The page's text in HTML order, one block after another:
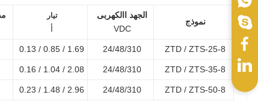
نموذج
الجهد االكهربى
VDC
تيار
أ
ZTD / ZTS-25-8
24/48/310
1.69 / 0.85 / 0.13
ZTD / ZTS-35-8
24/48/310
2.08 / 1.04 / 0.16
ZTD / ZTS-50-8
24/48/310
2.96 / 1.48 / 0.23